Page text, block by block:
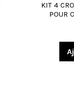
KIT 4
POUR